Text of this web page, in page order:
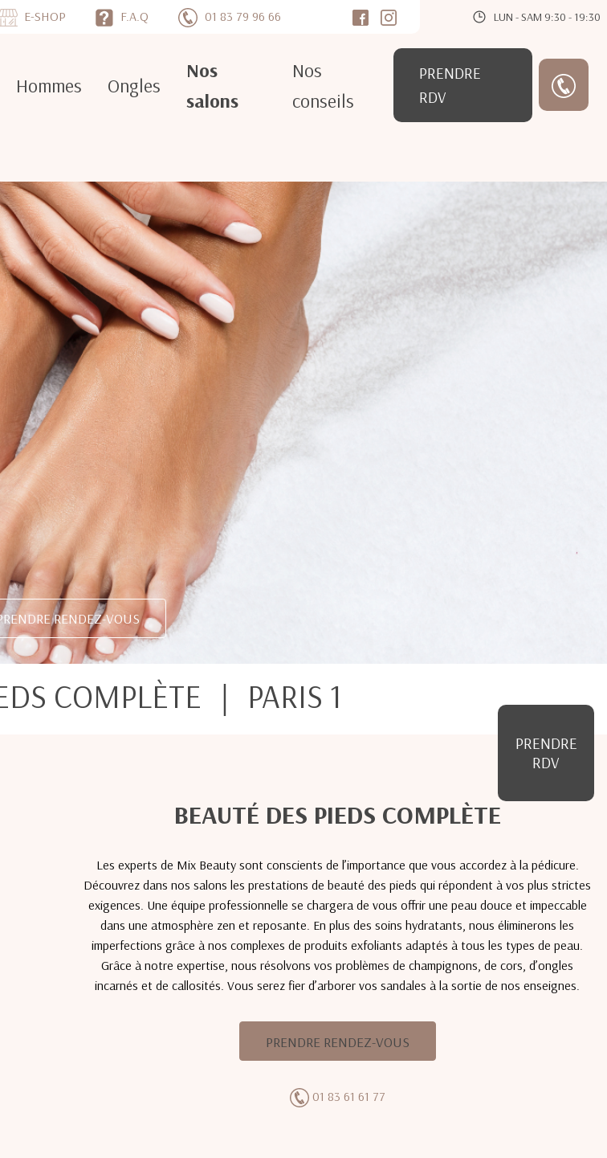
E-SHOP F.A.Q 01 83 79 96 66 LUN - SAM 9:30 - 19:30
Hommes Ongles
Nos
salons
Nos
conseils
PRENDRE
RDV
RENDEZ-VOUS
COMPLÈTE ｜ PARIS 1
BEAUTÉ DES PIEDS COMPLÈTE
Les experts de Mix Beauty sont conscients de l’importance que vous accordez à la pédicure.
Découvrez dans nos salons les prestations de beauté des pieds qui répondent à vos plus strictes
exigences. Une équipe professionnelle se chargera de vous offrir une peau douce et impeccable
dans une atmosphère zen et reposante. En plus des soins hydratants, nous éliminerons les
imperfections grâce à nos complexes de produits exfoliants adaptés à tous les types de peau.
Grâce à notre expertise, nous résolvons vos problèmes de champignons, de cors, d’ongles
incarnés et de callosités. Vous serez fier d’arborer vos sandales à la sortie de nos enseignes.
PRENDRE RENDEZ-VOUS
01 83 61 61 77
PRENDRE
RDV